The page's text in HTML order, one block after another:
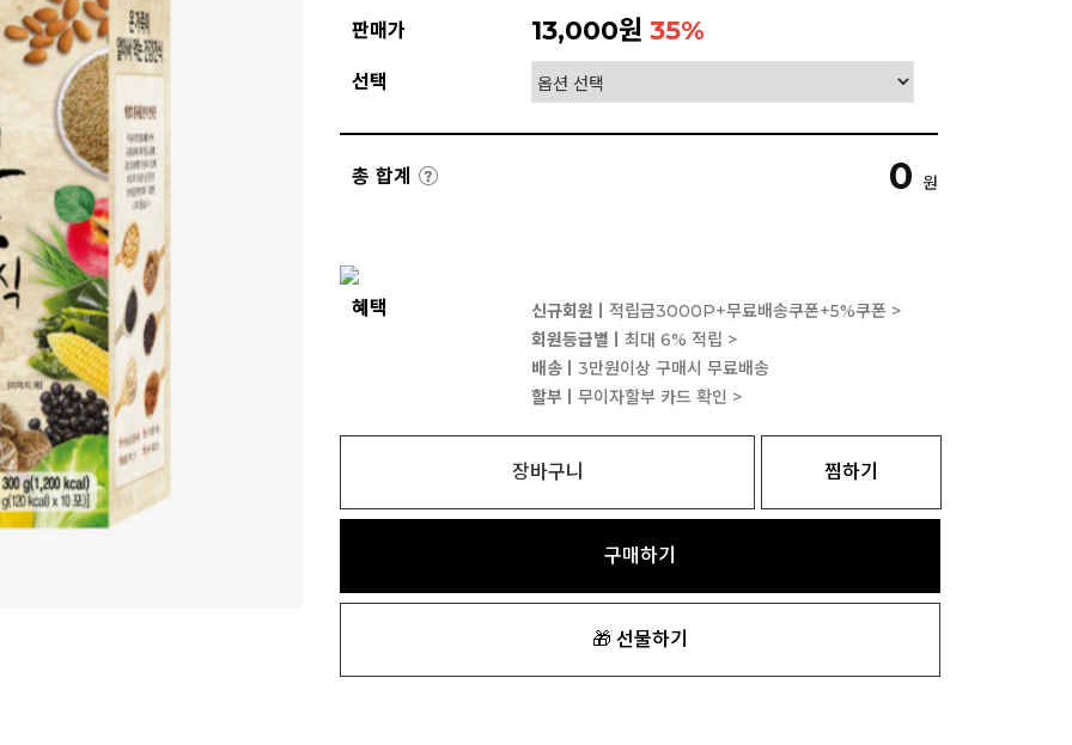
판매가 13,000원 35%
선택
총 합계 0 원
혜택 신규회원ㅣ 적립금3000P+무료배송쿠폰+5%쿠폰 >
회원등급별ㅣ 최대 6% 적립 >
배송ㅣ 3만원이상 구매시 무료배송
할부ㅣ 무이자할부 카드 확인 >
장바구니 찜하기
구매하기
🎁 선물하기